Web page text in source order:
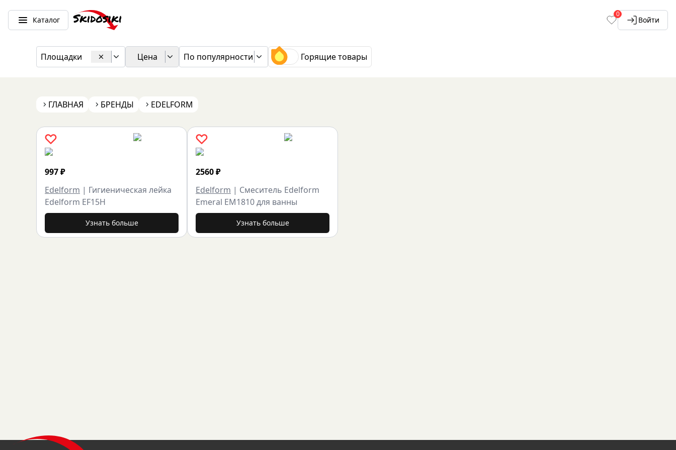
Каталог
0
Войти
Площадки Цена По популярности Горящие товары
ГЛАВНАЯ БРЕНДЫ EDELFORM
997₽
Edelform | Гигиеническая лейка
Edelform EF15H
Узнать больше
2560₽
Edelform | Смеситель Edelform
Emeral EM1810 для ванны
Узнать больше